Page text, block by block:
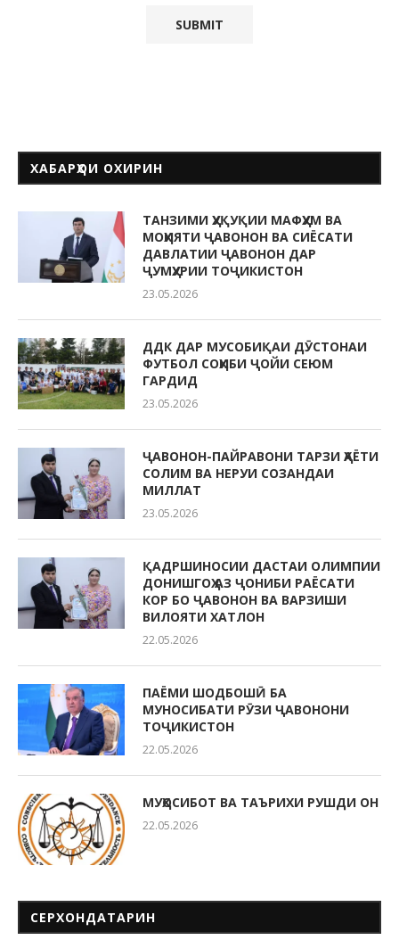
ХАБАРҲОИ ОХИРИН
ТАНЗИМИ ҲУҚУҚИИ МАФҲУМ ВА
МОҲИЯТИ ҶАВОНОН ВА СИЁСАТИ
ДАВЛАТИИ ҶАВОНОН ДАР
ҶУМҲУРИИ ТОҶИКИСТОН
23.05.2026
ДДК ДАР МУСОБИҚАИ ДӮСТОНАИ
ФУТБОЛ СОҲИБИ ҶОЙИ СЕЮМ
ГАРДИД
23.05.2026
ҶАВОНОН-ПАЙРАВОНИ ТАРЗИ ҲАЁТИ
СОЛИМ ВА НЕРУИ СОЗАНДАИ
МИЛЛАТ
23.05.2026
ҚАДРШИНОСИИ ДАСТАИ ОЛИМПИИ
ДОНИШГОҲ АЗ ҶОНИБИ РАЁСАТИ
КОР БО ҶАВОНОН ВА ВАРЗИШИ
ВИЛОЯТИ ХАТЛОН
22.05.2026
ПАЁМИ ШОДБОШӢ БА
МУНОСИБАТИ РӮЗИ ҶАВОНОНИ
ТОҶИКИСТОН
22.05.2026
МУҲОСИБОТ ВА ТАЪРИХИ РУШДИ ОН
22.05.2026
СЕРХОНДАТАРИН